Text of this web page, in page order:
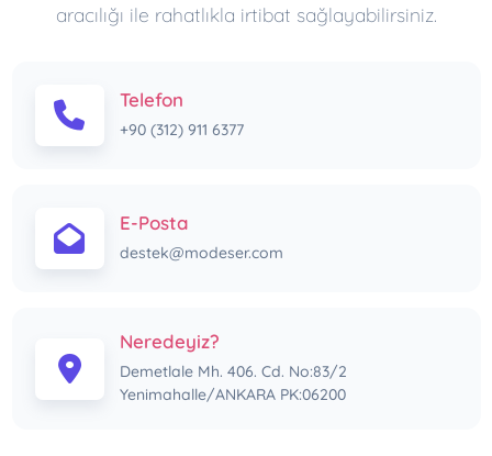
aracılığı ile rahatlıkla irtibat sağlayabilirsiniz.
Telefon
+90 (312) 911 6377
E-Posta
destek@modeser.com
Neredeyiz?
Demetlale Mh. 406. Cd. No:83/2
Yenimahalle/ANKARA PK:06200